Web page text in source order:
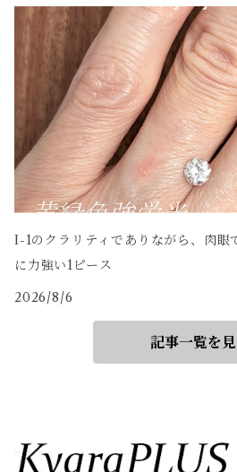
I-1のクラリティでありながら、肉眼
に力強い1ピース
2026/8/6
記事一覧を